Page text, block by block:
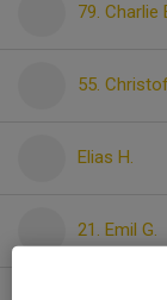
79. Charlie
55.
Elias H.
21. Emil G.